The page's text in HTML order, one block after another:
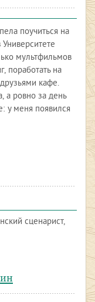
поучиться на
мультфильмов
поработать на
кафе.
а ровно за день
у меня появился
сценарист,